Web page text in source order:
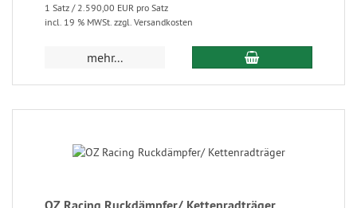
1 Satz / 2.590,00 EUR pro Satz
incl. 19 % MWSt. zzgl. Versandkosten
mehr...